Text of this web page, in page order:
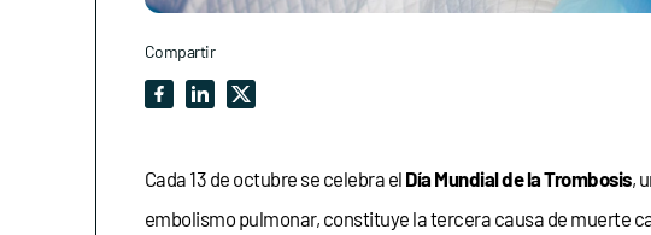
Compartir
Cada 13 de octubre se celebra el Día Mundial de la Trombosis,
embolismo pulmonar, constituye la tercera causa de muerte